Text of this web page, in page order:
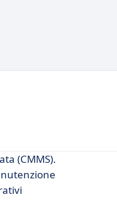
(CMMS).